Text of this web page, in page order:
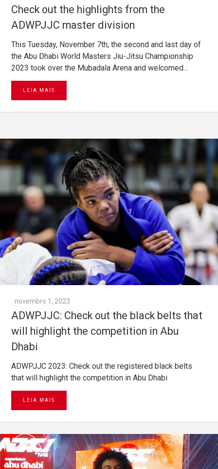
Check out the highlights from the
ADWPJJC master division
This Tuesday, November 7th, the second and last day of
the Abu Dhabi World Masters Jiu-Jitsu Championship
2023 took over the Mubadala Arena and welcomed…
LEIA MAIS
novembro 1, 2023
ADWPJJC: Check out the black belts that
will highlight the competition in Abu
Dhabi
ADWPJJC 2023: Check out the registered black belts
that will highlight the competition in Abu Dhabi
LEIA MAIS